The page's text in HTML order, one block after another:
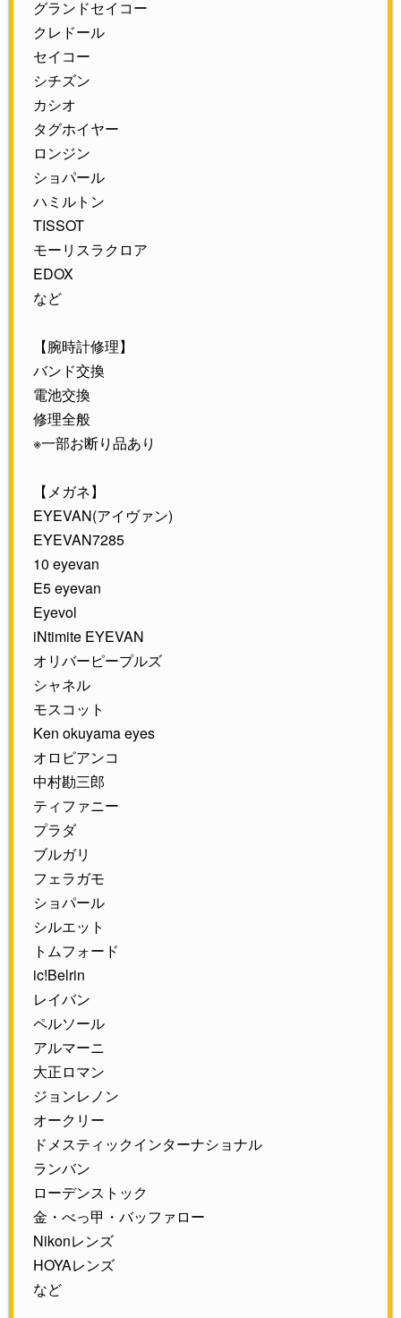
グランドセイコー
クレドール
セイコー
シチズン
カシオ
タグホイヤー
ロンジン
ショパール
ハミルトン
TISSOT
モーリスラクロア
EDOX
など
【腕時計修理】
バンド交換
電池交換
修理全般
※一部お断り品あり
【メガネ】
EYEVAN(アイヴァン)
EYEVAN7285
10 eyevan
E5 eyevan
Eyevol
iNtimite EYEVAN
オリバーピープルズ
シャネル
モスコット
Ken okuyama eyes
オロビアンコ
中村勘三郎
ティファニー
プラダ
ブルガリ
フェラガモ
ショパール
シルエット
トムフォード
ic!Belrin
レイバン
ペルソール
アルマーニ
大正ロマン
ジョンレノン
オークリー
ドメスティックインターナショナル
ランバン
ローデンストック
金・べっ甲・バッファロー
Nikonレンズ
HOYAレンズ
など